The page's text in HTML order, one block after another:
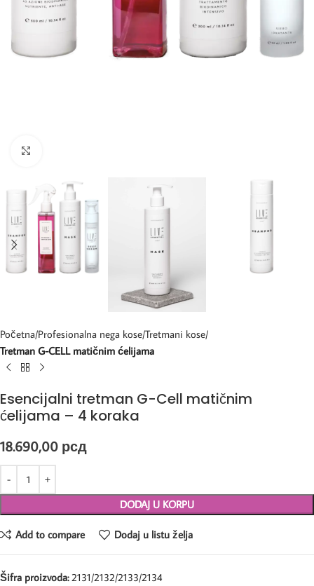
Početna Profesionalna nega kose Tretmani kose
Tretman G-CELL matičnim ćelijama
Esencijalni tretman G-Cell matičnim
ćelijama – 4 koraka
18.690,00 рсд
DODAJ U KORPU
Add to compare Dodaj u listu želja
Šifra proizvoda: 2131/2132/2133/2134